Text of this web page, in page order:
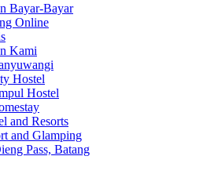
Bayar-Bayar
Online
Kami
Hostel
Hostel
and Resorts
and Glamping
Pass, Batang